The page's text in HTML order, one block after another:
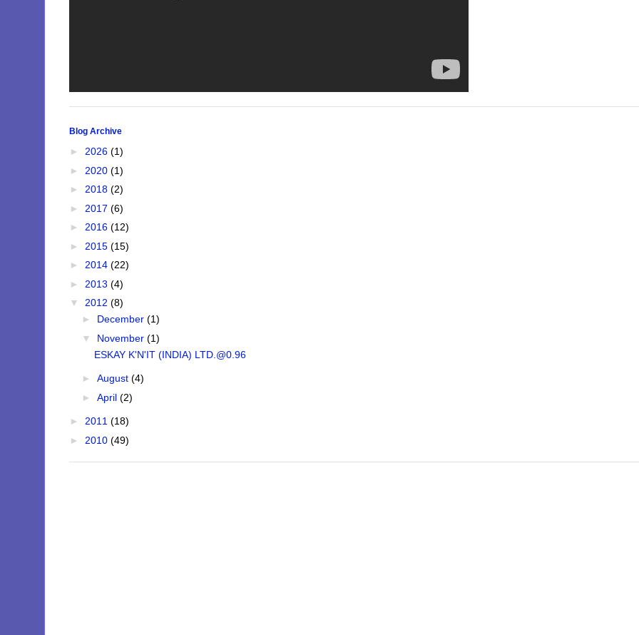
Blog Archive
► 2026 (1)
► 2020 (1)
► 2018 (2)
► 2017 (6)
► 2016 (12)
► 2015 (15)
► 2014 (22)
► 2013 (4)
▼ 2012 (8)
► December (1)
▼ November (1)
ESKAY K'N'IT (INDIA) LTD.@0.96
► August (4)
► April (2)
► 2011 (18)
► 2010 (49)